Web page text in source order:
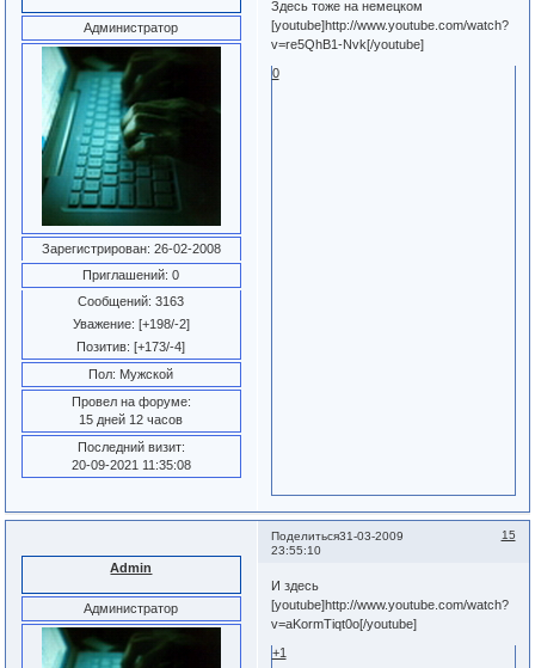
Администратор
Зарегистрирован: 26-02-2008
Приглашений: 0
Сообщений: 3163
Уважение: [+198/-2]
Позитив: [+173/-4]
Пол: Мужской
Провел на форуме:
15 дней 12 часов
Последний визит:
20-09-2021 11:35:08
Здесь тоже на немецком
[youtube]http://www.youtube.com/watch?
v=re5QhB1-Nvk[/youtube]
0
Поделиться 15
31-03-2009
23:55:10
Admin
Администратор
И здесь
[youtube]http://www.youtube.com/watch?
v=aKormTiqt0o[/youtube]
+1